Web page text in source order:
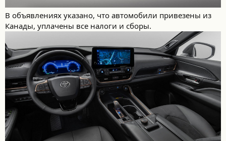
В объявлениях указано, что автомобили привезены из
Канады, уплачены все налоги и сборы.